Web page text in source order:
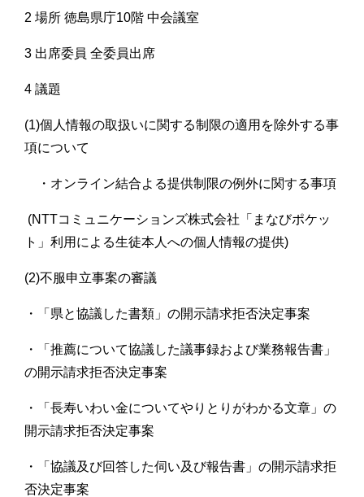
2 場所 徳島県庁10階 中会議室
3 出席委員 全委員出席
4 議題
(1)個人情報の取扱いに関する制限の適用を除外する事
項について
・オンライン結合よる提供制限の例外に関する事項
(NTTコミュニケーションズ株式会社「まなびポケッ
ト」利用による生徒本人への個人情報の提供)
(2)不服申立事案の審議
・「県と協議した書類」の開示請求拒否決定事案
・「推薦について協議した議事録および業務報告書」
の開示請求拒否決定事案
・「長寿いわい金についてやりとりがわかる文章」の
開示請求拒否決定事案
・「協議及び回答した伺い及び報告書」の開示請求拒
否決定事案